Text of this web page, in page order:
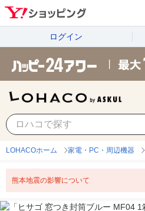
ログイン
LOHACOホーム 家電・PC・周辺機器
熊本地震の影響について